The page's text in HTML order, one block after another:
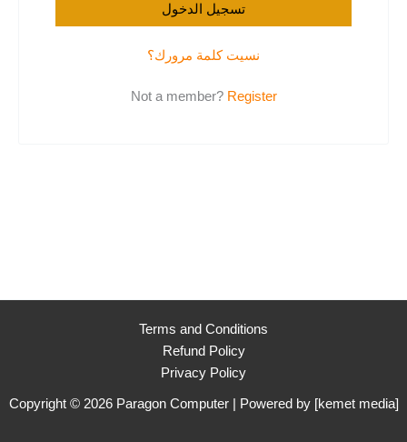
تسجيل الدخول
نسيت كلمة مرورك؟
Not a member? Register
Terms and Conditions
Refund Policy
Privacy Policy
Copyright © 2026 Paragon Computer | Powered by [kemet media]